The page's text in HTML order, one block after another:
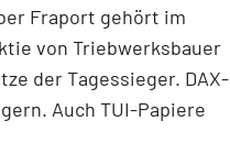
Fraport gehört im
von Triebwerksbauer
der Tagessieger. DAX-
Auch TUI-Papiere